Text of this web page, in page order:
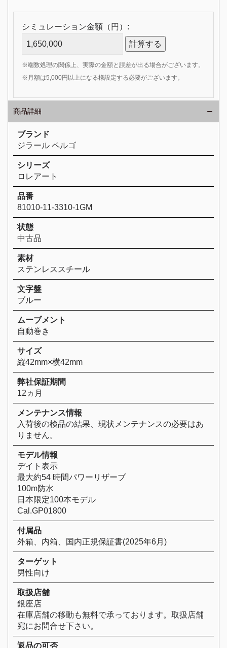
シミュレーション金額（円）:
計算する
※端数処理の関係上、実際の金額と誤差が出る場合がございます。
※月額は5,000円以上になる様設定する必要がございます。
商品詳細
ブランド
ジラール ペルゴ
シリーズ
ロレアート
品番
81010-11-3310-1GM
状態
中古品
素材
ステンレススチール
文字盤
ブルー
ムーブメント
自動巻き
サイズ
縦42mm×横42mm
弊社保証期間
12ヵ月
メンテナンス情報
入荷後の検品の結果、現状メンテナンスの必要はあ
りません。
モデル情報
デイト表示
最大約54 時間パワーリザーブ
100m防水
日本限定100本モデル
Cal.GP01800
付属品
外箱、内箱、国内正規保証書(2025年6月)
ターゲット
男性向け
取扱店舗
銀座店
在庫店舗の移動も無料で承っております。取扱店舗
宛にお問合せ下さい。
返品の可否